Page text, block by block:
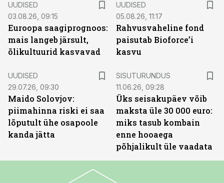
UUDISED
03.08.26, 09:15
Euroopa saagiprognoos:
mais langeb järsult,
õlikultuurid kasvavad
UUDISED
05.08.26, 11:17
Rahvusvaheline fond
paisutab Bioforce’i
kasvu
UUDISED
29.07.26, 09:30
Maido Solovjov:
piimahinna riski ei saa
lõputult ühe osapoole
kanda jätta
SISUTURUNDUS
11.06.26, 09:28
Üks seisakupäev võib
maksta üle 30 000 euro:
miks tasub kombain
enne hooaega
põhjalikult üle vaadata